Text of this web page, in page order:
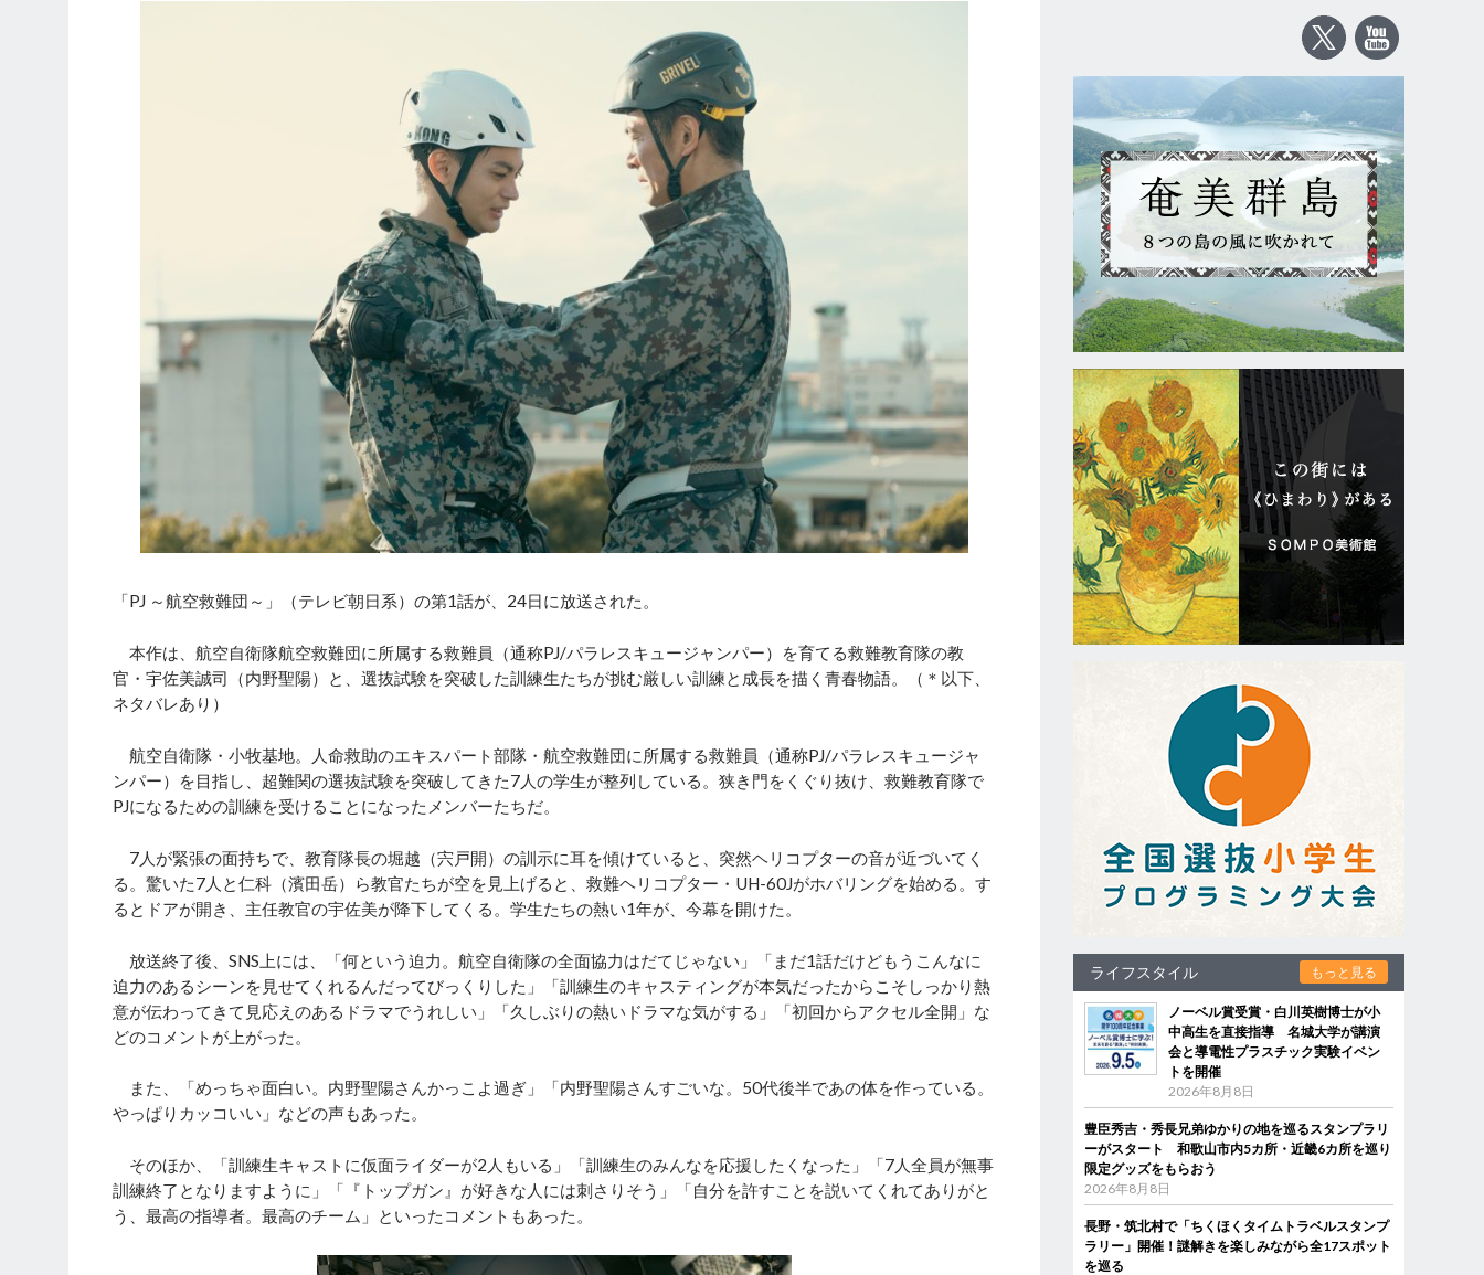
「PJ ～航空救難団～」（テレビ朝日系）の第1話が、24日に放送された。
本作は、航空自衛隊航空救難団に所属する救難員（通称PJ/パラレスキュージャンパー）を育てる救難教育隊の教
官・宇佐美誠司（内野聖陽）と、選抜試験を突破した訓練生たちが挑む厳しい訓練と成長を描く青春物語。（＊以下、
ネタバレあり）
航空自衛隊・小牧基地。人命救助のエキスパート部隊・航空救難団に所属する救難員（通称PJ/パラレスキュージャ
ンパー）を目指し、超難関の選抜試験を突破してきた7人の学生が整列している。狭き門をくぐり抜け、救難教育隊で
PJになるための訓練を受けることになったメンバーたちだ。
7人が緊張の面持ちで、教育隊長の堀越（宍戸開）の訓示に耳を傾けていると、突然ヘリコプターの音が近づいてく
る。驚いた7人と仁科（濱田岳）ら教官たちが空を見上げると、救難ヘリコプター・UH-60Jがホバリングを始める。す
るとドアが開き、主任教官の宇佐美が降下してくる。学生たちの熱い1年が、今幕を開けた。
放送終了後、SNS上には、「何という迫力。航空自衛隊の全面協力はだてじゃない」「まだ1話だけどもうこんなに
迫力のあるシーンを見せてくれるんだってびっくりした」「訓練生のキャスティングが本気だったからこそしっかり熱
意が伝わってきて見応えのあるドラマでうれしい」「久しぶりの熱いドラマな気がする」「初回からアクセル全開」な
どのコメントが上がった。
また、「めっちゃ面白い。内野聖陽さんかっこよ過ぎ」「内野聖陽さんすごいな。50代後半であの体を作っている。
やっぱりカッコいい」などの声もあった。
そのほか、「訓練生キャストに仮面ライダーが2人もいる」「訓練生のみんなを応援したくなった」「7人全員が無事
訓練終了となりますように」「『トップガン』が好きな人には刺さりそう」「自分を許すことを説いてくれてありがと
う、最高の指導者。最高のチーム」といったコメントもあった。
ライフスタイル もっと見る
ノーベル賞受賞・白川英樹博士が小
中高生を直接指導 名城大学が講演
会と導電性プラスチック実験イベン
トを開催
2026年8月8日
豊臣秀吉・秀長兄弟ゆかりの地を巡るスタンプラリ
ーがスタート 和歌山市内5カ所・近畿6カ所を巡り
限定グッズをもらおう
2026年8月8日
長野・筑北村で「ちくほくタイムトラベルスタンプ
ラリー」開催！謎解きを楽しみながら全17スポット
を巡る